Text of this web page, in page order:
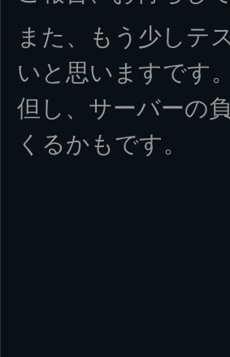
また、もう少しテ
いと思いますです。
但し、サーバーの
くるかもです。